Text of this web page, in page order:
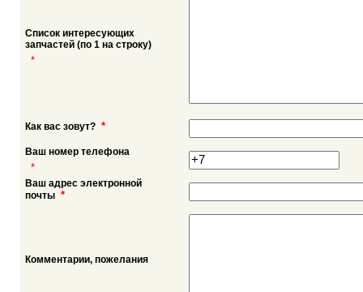
Список интересующих
запчастей (по 1 на строку)
*
Как вас зовут? *
Ваш номер телефона
*
Ваш адрес электронной
почты *
Комментарии, пожелания